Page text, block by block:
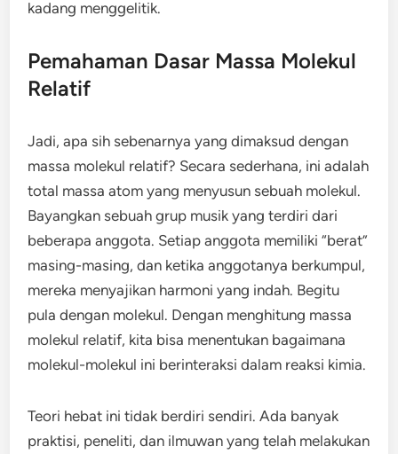
kadang menggelitik.
Pemahaman Dasar Massa Molekul
Relatif
Jadi, apa sih sebenarnya yang dimaksud dengan
massa molekul relatif? Secara sederhana, ini adalah
total massa atom yang menyusun sebuah molekul.
Bayangkan sebuah grup musik yang terdiri dari
beberapa anggota. Setiap anggota memiliki “berat”
masing-masing, dan ketika anggotanya berkumpul,
mereka menyajikan harmoni yang indah. Begitu
pula dengan molekul. Dengan menghitung massa
molekul relatif, kita bisa menentukan bagaimana
molekul-molekul ini berinteraksi dalam reaksi kimia.
Teori hebat ini tidak berdiri sendiri. Ada banyak
praktisi, peneliti, dan ilmuwan yang telah melakukan